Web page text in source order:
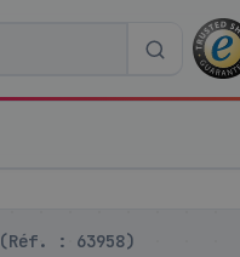
(Réf. : 63958)